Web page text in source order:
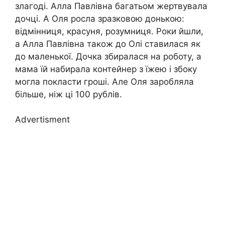
злагоді. Алла Павлівна багатьом жертвувала
дочці. А Оля росла зразковою донькою:
відмінниця, красуня, розумниця. Роки йшли,
а Алла Павлівна також до Олі ставилася як
до маленької. Дочка збиралася на роботу, а
мама їй набирала контейнер з їжею і збоку
могла покласти гроші. Але Оля заробляла
більше, ніж ці 100 рублів.
Advertisment